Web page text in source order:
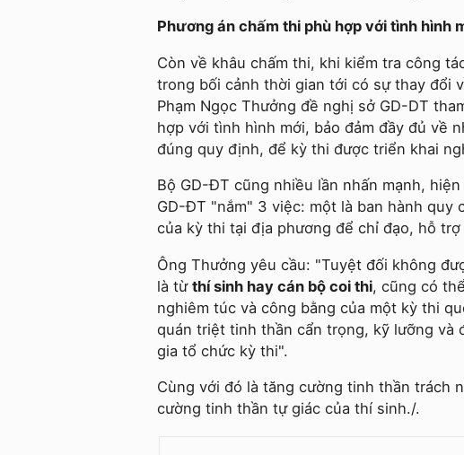
Phương án chấm thi phù hợp với tình hình
Còn về khâu chấm thi, khi kiểm tra công
trong bối cảnh thời gian tới có sự thay đổi
Phạm Ngọc Thưởng đề nghị sở GD-DT
hợp với tình hình mới, bảo đảm đầy đủ về
đúng quy định, để kỳ thi được triển khai
Bộ GD-ĐT cũng nhiều lần nhấn mạnh,
GD-ĐT "nắm" 3 việc: một là ban hành quy
của kỳ thi tại địa phương để chỉ đạo, hỗ
Ông Thưởng yêu cầu: "Tuyệt đối không
là từ thí sinh hay cán bộ coi thi, cũng có
nghiêm túc và công bằng của một kỳ thi
quán triệt tinh thần cẩn trọng, kỹ lưỡng và
gia tổ chức kỳ thi".
Cùng với đó là tăng cường tinh thần trách
cường tinh thần tự giác của thí sinh./.